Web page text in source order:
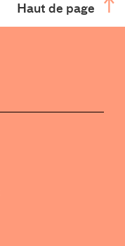
Haut de page